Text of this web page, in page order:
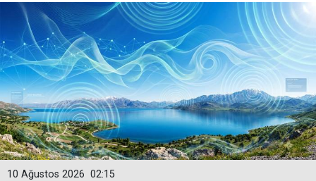
02:15
10 Ağustos 2026